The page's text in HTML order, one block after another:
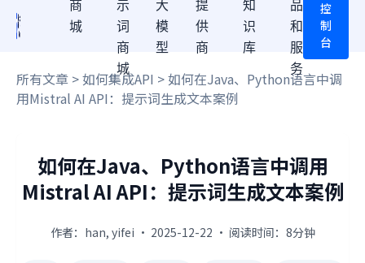
商
城
示
词
商
城
大
模
型
提
供
商
知
识
库
品
和
服
务
控
制
台
所有文章 >如何集成API > 如何在Java、Python语言中调
用Mistral AI API：提示词生成文本案例
如何在Java、Python语言中调用
Mistral AI API：提示词生成文本案例
作者：han, yifei · 2025-12-22 · 阅读时间：8分钟